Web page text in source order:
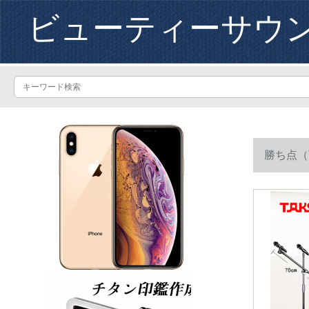
ビューティーサウ
勝ち点